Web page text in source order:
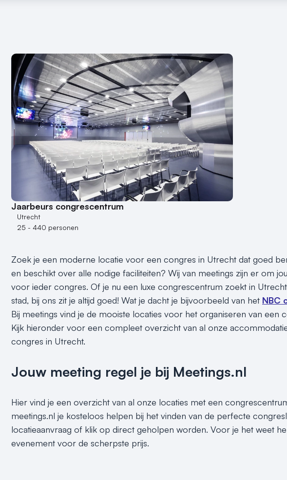
Jaarbeurs congrescentrum
Utrecht
25 - 440 personen
Zoek je een moderne locatie voor een congres in Utrecht dat goed
en beschikt over alle nodige faciliteiten? Wij van meetings zijn er om
voor ieder congres. Of je nu een luxe congrescentrum zoekt in
stad, bij ons zit je altijd goed! Wat je dacht je bijvoorbeeld van het NBC
Bij meetings vind je de mooiste locaties voor het organiseren van
Kijk hieronder voor een compleet overzicht van al onze
congres in Utrecht.
Jouw meeting regel je bij Meetings.nl
Hier vind je een overzicht van al onze locaties met een
meetings.nl je kosteloos helpen bij het vinden van de perfecte
locatieaanvraag of klik op direct geholpen worden. Voor je het weet
evenement voor de scherpste prijs.